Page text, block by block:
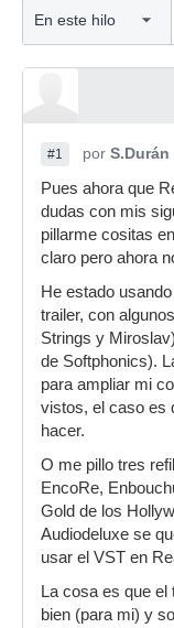
#1 por S.Durán
Pues ahora que
dudas con mis
pillarme cositas
claro pero ahora
He estado
trailer, con
Strings y
de Softphonics).
para ampliar mi
vistos, el caso es
hacer.
O me pillo tres
EncoRe,
Gold de los
Audiodeluxe se
usar el VST en
La cosa es que
bien (para mi) y